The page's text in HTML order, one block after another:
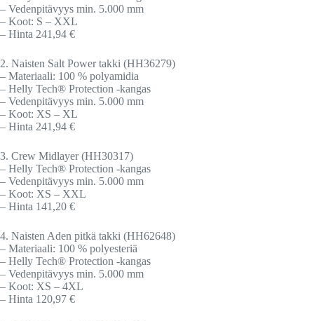
– Vedenpitävyys min. 5.000 mm
– Koot: S – XXL
– Hinta 241,94 €
2. Naisten Salt Power takki (HH36279)
– Materiaali: 100 % polyamidia
– Helly Tech® Protection -kangas
– Vedenpitävyys min. 5.000 mm
– Koot: XS – XL
– Hinta 241,94 €
3. Crew Midlayer (HH30317)
– Helly Tech® Protection -kangas
– Vedenpitävyys min. 5.000 mm
– Koot: XS – XXL
– Hinta 141,20 €
4. Naisten Aden pitkä takki (HH62648)
– Materiaali: 100 % polyesteriä
– Helly Tech® Protection -kangas
– Vedenpitävyys min. 5.000 mm
– Koot: XS – 4XL
– Hinta 120,97 €